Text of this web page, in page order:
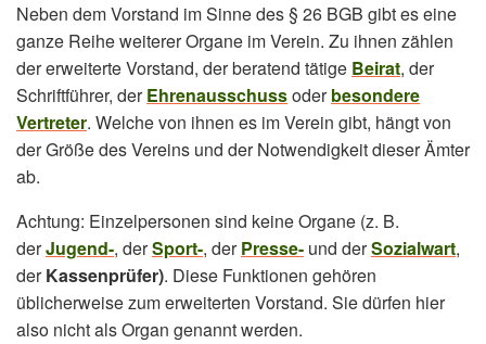
Neben dem Vorstand im Sinne des § 26 BGB gibt es eine
ganze Reihe weiterer Organe im Verein. Zu ihnen zählen
der erweiterte Vorstand, der beratend tätige Beirat, der
Schriftführer, derEhrenausschussoderbesondere
Vertreter. Welche von ihnen es im Verein gibt, hängt von
der Größe des Vereins und der Notwendigkeit dieser Ämter
ab.
Achtung: Einzelpersonen sind keine Organe (z. B.
derJugend-, derSport-, derPresse- und derSozialwart,
derKassenprüfer). Diese Funktionen gehören
üblicherweise zum erweiterten Vorstand. Sie dürfen hier
also nicht als Organ genannt werden.